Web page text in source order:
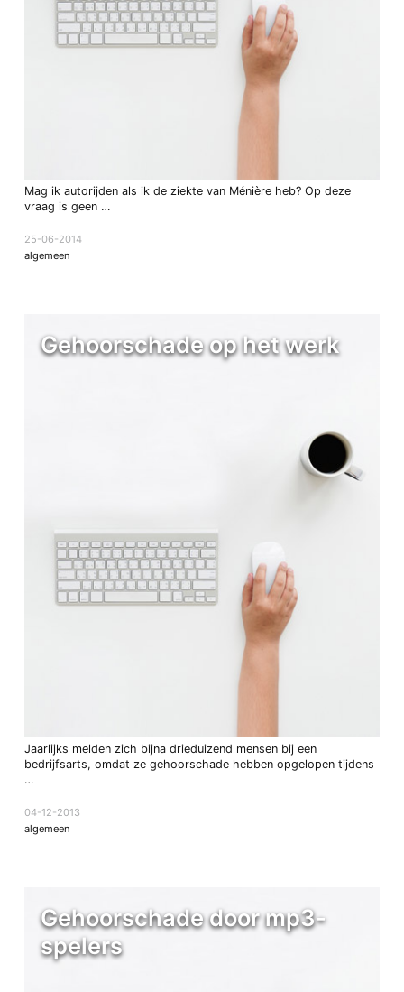
Mag ik autorijden als ik de ziekte van Ménière heb? Op deze
vraag is geen …
25-06-2014
algemeen
Gehoorschade op het werk
Jaarlijks melden zich bijna drieduizend mensen bij een
bedrijfsarts, omdat ze gehoorschade hebben opgelopen tijdens
…
04-12-2013
algemeen
Gehoorschade door mp3-
spelers